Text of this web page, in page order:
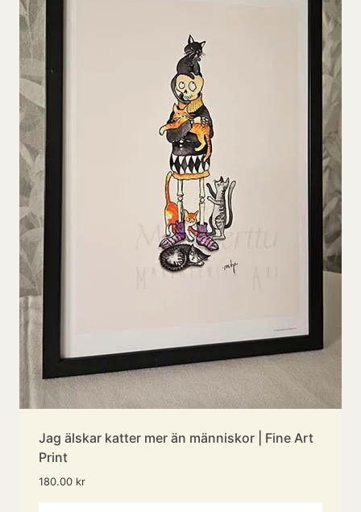
Jag älskar katter mer än människor | Fine Art
Print
180.00 kr